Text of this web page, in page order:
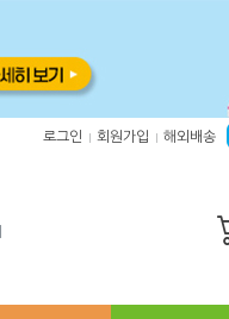
로그인 회원가입 해외배송